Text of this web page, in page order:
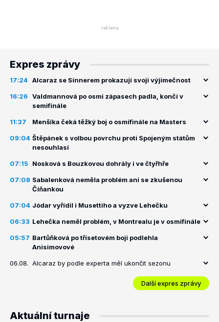
Expres zprávy
17:24 Alcaraz se Sinnerem prokazují svoji výjimečnost
16:26
Valdmannová po osmi zápasech padla, končí v
semifinále
11:37 Menšíka čeká těžký boj o osmifinále na Masters
09:04 Štěpánek s volbou povrchu proti Spojeným státům
nesouhlasí
07:15 Nosková s Bouzkovou dohrály i ve čtyřhře
07:08 Sabalenková neměla problém ani se zkušenou
Číňankou
07:04 Jódar vyřídil i Musettiho a vyzve Lehečku
06:33 Lehečka neměl problém, v Montrealu je v osmifinále
05:57 Bartůňková po třísetovém boji podlehla
Anisimovové
06.08. Alcaraz by podle experta měl ukončit sezonu
Další expres zprávy
Aktuální turnaje